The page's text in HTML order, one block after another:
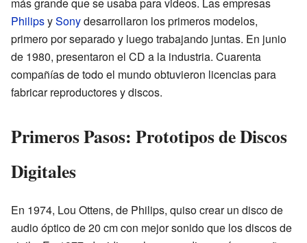
más grande que se usaba para videos. Las empresas
PhilipsySonydesarrollaron los primeros modelos,
primero por separado y luego trabajando juntas. En junio
de 1980, presentaron el CD a la industria. Cuarenta
compañías de todo el mundo obtuvieron licencias para
fabricar reproductores y discos.
Primeros Pasos: Prototipos de Discos
Digitales
En 1974, Lou Ottens, de Philips, quiso crear un disco de
audio óptico de 20 cm con mejor sonido que los discos de